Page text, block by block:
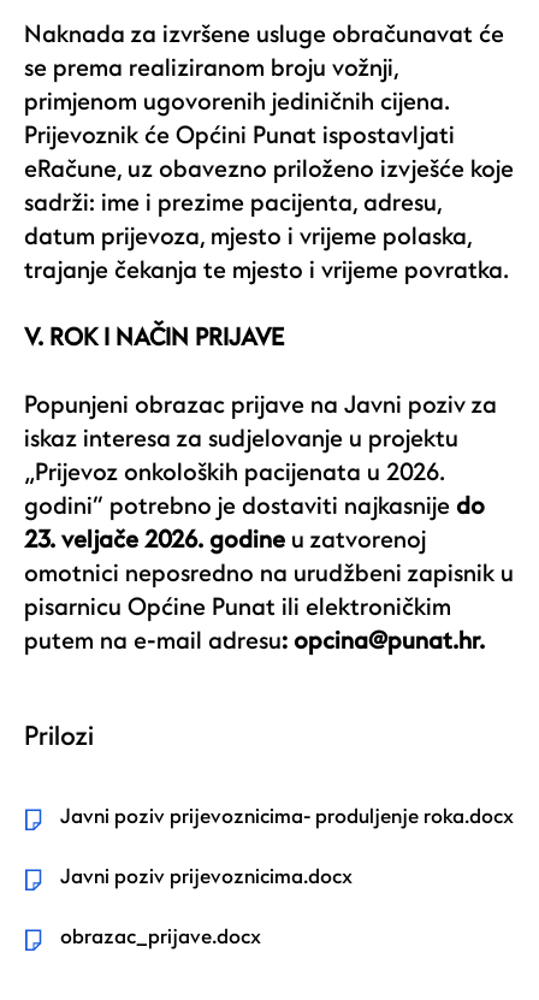
Naknada za izvršene usluge obračunavat će
se prema realiziranom broju vožnji,
primjenom ugovorenih jediničnih cijena.
Prijevoznik će Općini Punat ispostavljati
eRačune, uz obavezno priloženo izvješće koje
sadrži: ime i prezime pacijenta, adresu,
datum prijevoza, mjesto i vrijeme polaska,
trajanje čekanja te mjesto i vrijeme povratka.
V. ROK I NAČIN PRIJAVE
Popunjeni obrazac prijave na Javni poziv za
iskaz interesa za sudjelovanje u projektu
„Prijevoz onkoloških pacijenata u 2026.
godini“ potrebno je dostaviti najkasnije do
23. veljače 2026. godine u zatvorenoj
omotnici neposredno na urudžbeni zapisnik u
pisarnicu Općine Punat ili elektroničkim
putem na e-mail adresu:opcina@punat.hr.
Prilozi
Javni poziv prijevoznicima- produljenje roka.docx
Javni poziv prijevoznicima.docx
obrazac_prijave.docx